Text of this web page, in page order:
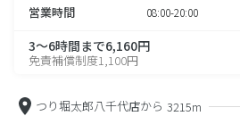
営業時間 08:00-20:00
3～6時間まで6,160円
免責補償制度1,100円
つり堀太郎八千代店から 3215m